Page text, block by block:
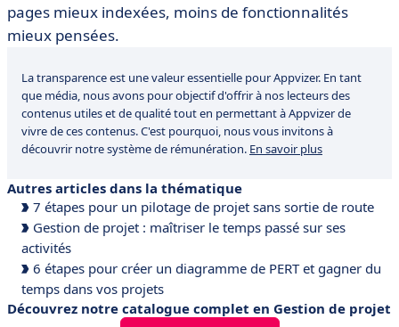
pages mieux indexées, moins de fonctionnalités
mieux pensées.
La transparence est une valeur essentielle pour Appvizer. En tant
que média, nous avons pour objectif d'offrir à nos lecteurs des
contenus utiles et de qualité tout en permettant à Appvizer de
vivre de ces contenus. C'est pourquoi, nous vous invitons à
découvrir notre système de rémunération. En savoir plus
Autres articles dans la thématique
7 étapes pour un pilotage de projet sans sortie de route
Gestion de projet : maîtriser le temps passé sur ses
activités
6 étapes pour créer un diagramme de PERT et gagner du
temps dans vos projets
Découvrez notre catalogue complet en Gestion de projet